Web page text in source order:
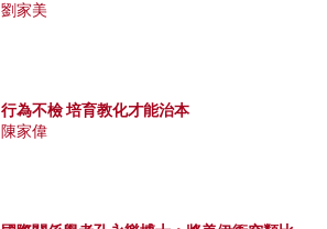
劉家美
行為不檢 培育教化才能治本
陳家偉